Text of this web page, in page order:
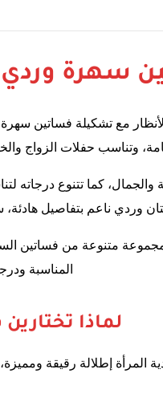
سهرة وردي
مع تشكيلة فساتين
وتناسب حفلات الزواج
والجمال، كما تتنوع
وردي ناعم بتفاصيل
مجموعة متنوعة من فساتين
المناسبة
لماذا
المرأة إطلالة رقيقة